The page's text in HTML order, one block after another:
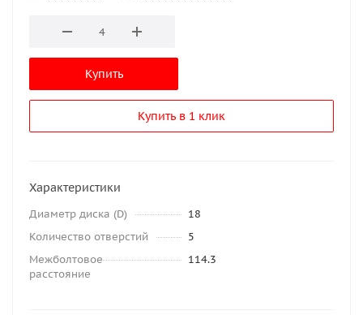
Купить
Купить в 1 клик
Характеристики
Диаметр диска (D)
18
Количество отверстий
5
Межболтовое
расстояние
114.3